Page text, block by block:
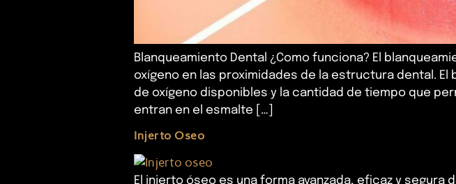
Blanqueamiento Dental ¿Como funciona? El
oxígeno en las proximidades de la estructura dental.
de oxígeno disponibles y la cantidad de tiempo que
entran en el esmalte […]
Injerto Oseo
El injerto óseo es una forma avanzada, eficaz y